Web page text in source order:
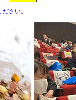
さい。